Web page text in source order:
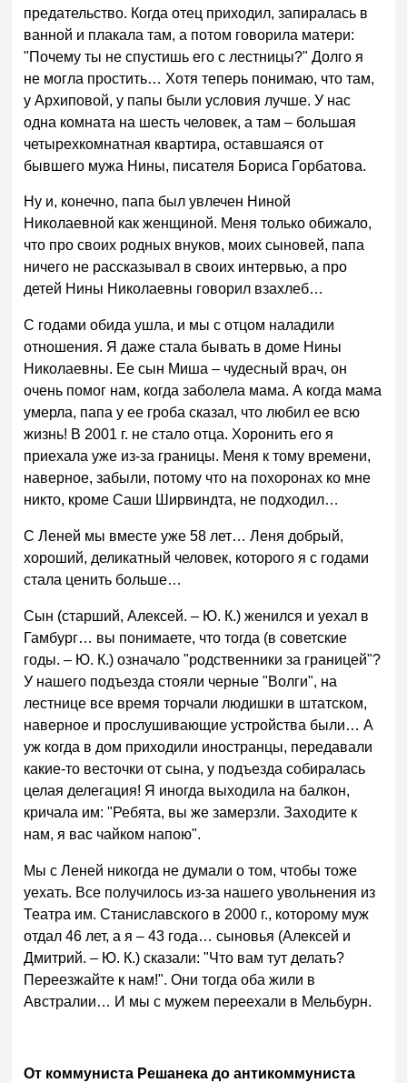
предательство. Когда отец приходил, запиралась в
ванной и плакала там, а потом говорила матери:
"Почему ты не спустишь его с лестницы?" Долго я
не могла простить… Хотя теперь понимаю, что там,
у Архиповой, у папы были условия лучше. У нас
одна комната на шесть человек, а там – большая
четырехкомнатная квартира, оставшаяся от
бывшего мужа Нины, писателя Бориса Горбатова.
Ну и, конечно, папа был увлечен Ниной
Николаевной как женщиной. Меня только обижало,
что про своих родных внуков, моих сыновей, папа
ничего не рассказывал в своих интервью, а про
детей Нины Николаевны говорил взахлеб…
С годами обида ушла, и мы с отцом наладили
отношения. Я даже стала бывать в доме Нины
Николаевны. Ее сын Миша – чудесный врач, он
очень помог нам, когда заболела мама. А когда мама
умерла, папа у ее гроба сказал, что любил ее всю
жизнь! В 2001 г. не стало отца. Хоронить его я
приехала уже из-за границы. Меня к тому времени,
наверное, забыли, потому что на похоронах ко мне
никто, кроме Саши Ширвиндта, не подходил…
С Леней мы вместе уже 58 лет… Леня добрый,
хороший, деликатный человек, которого я с годами
стала ценить больше…
Сын (старший, Алексей. – Ю. К.) женился и уехал в
Гамбург… вы понимаете, что тогда (в советские
годы. – Ю. К.) означало "родственники за границей"?
У нашего подъезда стояли черные "Волги", на
лестнице все время торчали людишки в штатском,
наверное и прослушивающие устройства были… А
уж когда в дом приходили иностранцы, передавали
какие-то весточки от сына, у подъезда собиралась
целая делегация! Я иногда выходила на балкон,
кричала им: "Ребята, вы же замерзли. Заходите к
нам, я вас чайком напою".
Мы с Леней никогда не думали о том, чтобы тоже
уехать. Все получилось из-за нашего увольнения из
Театра им. Станиславского в 2000 г., которому муж
отдал 46 лет, а я – 43 года… сыновья (Алексей и
Дмитрий. – Ю. К.) сказали: "Что вам тут делать?
Переезжайте к нам!". Они тогда оба жили в
Австралии… И мы с мужем переехали в Мельбурн.
От коммуниста Решанека до антикоммуниста